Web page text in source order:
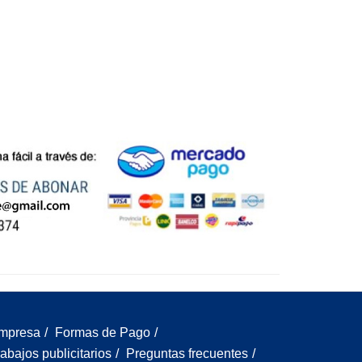
/ Formas de Pago /
publicitarios / Preguntas frecuentes /